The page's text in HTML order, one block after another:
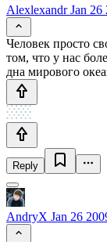
AlexlexandrJan 26
Человек просто
том, что у нас
дна мирового
Reply
AndryX Jan 26